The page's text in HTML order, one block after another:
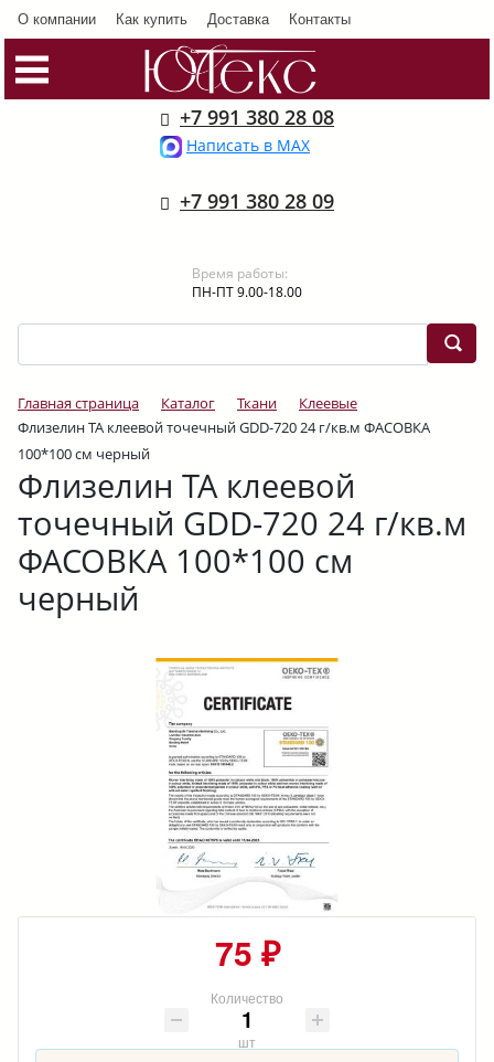
О компании Как купить Доставка Контакты
+7 991 380 28 08
Написать в MAX
+7 991 380 28 09
Время работы:
ПН-ПТ 9.00-18.00
Главная страница Каталог Ткани
Клеевые
Флизелин ТА клеевой точечный GDD-720 24 г/кв.м ФАСОВКА
100*100 см черный
Флизелин ТА клеевой
точечный GDD-720 24 г/кв.м
ФАСОВКА 100*100 см
черный
75 ₽
Количество
шт